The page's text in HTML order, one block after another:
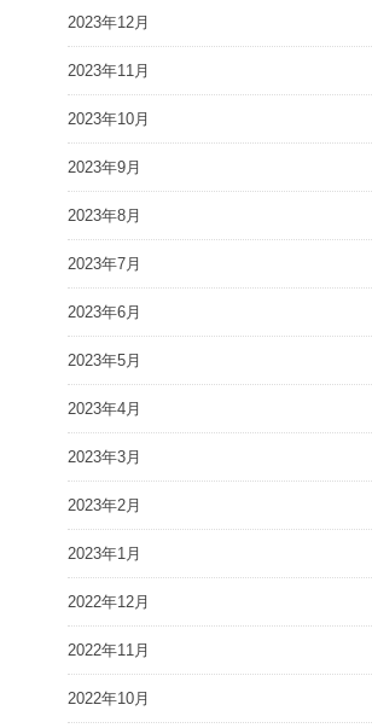
2023年12月
2023年11月
2023年10月
2023年9月
2023年8月
2023年7月
2023年6月
2023年5月
2023年4月
2023年3月
2023年2月
2023年1月
2022年12月
2022年11月
2022年10月